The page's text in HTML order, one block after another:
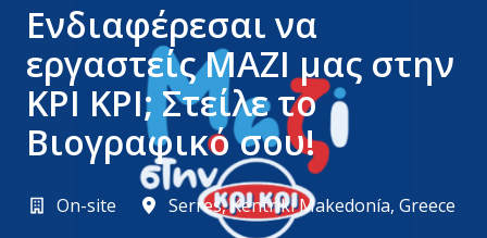
Ενδιαφέρεσαι να
εργαστείς MAZI μας στην
ΚΡΙ ΚΡΙ; Στείλε το
Βιογραφικό σου!
On-site Serres,Kentrikí Makedonía, Greece